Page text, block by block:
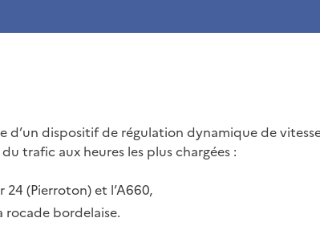
d’un dispositif de régulation dynamique de
trafic aux heures les plus chargées :
24 (Pierroton) et l’A660,
rocade bordelaise.